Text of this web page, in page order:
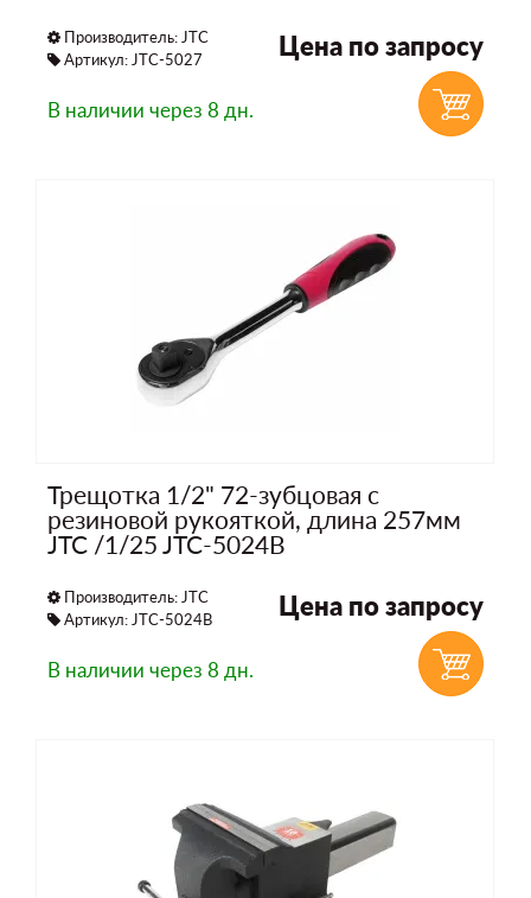
Производитель: JTC
Артикул: JTC-5027
Цена по запросу
В наличии через 8 дн.
Трещотка 1/2" 72-зубцовая с
резиновой рукояткой, длина 257мм
JTC /1/25 JTC-5024B
Производитель: JTC
Артикул: JTC-5024B
Цена по запросу
В наличии через 8 дн.